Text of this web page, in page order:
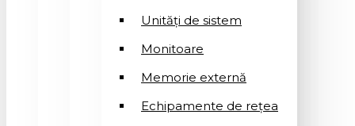
Unități de sistem
Monitoare
Memorie externă
Echipamente de rețea